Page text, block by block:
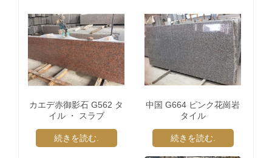
カエデ赤御影石 G562 タ
イル ・ スラブ
続きを読む.
中国 G664 ピンク花崗岩
タイル
続きを読む.